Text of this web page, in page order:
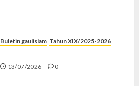
Buletin gaulislam Tahun XIX/2025-2026
13/07/2026 0